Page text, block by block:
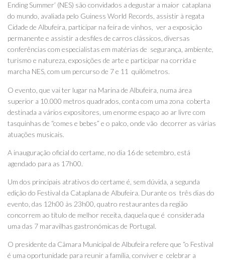
Ending Summer’ (NES) são convidados a degustar a maior cataplana
do mundo, avaliada pelo Guiness World Records, assistir à regata
Cidade de Albufeira, participar na feira de vinhos, ver a exposição
permanente e assistir a desfiles de carros clássicos, diversas
conferências com especialistas em matérias de segurança, ambiente,
turismo e natureza, exposições de arte e participar na corrida e
marcha NES, com um percurso de 7 e 11 quilómetros.
O evento, que vai ter lugar na Marina de Albufeira, numa área
superior a 10.000 metros quadrados, conta com uma zona coberta
destinada a vários expositores, um enorme espaço ao ar livre com
tasquinhas de “comes e bebes” e o palco, onde vão decorrer as várias
atuações musicais.
A inauguração oficial do certame, no dia 16 de setembro, está
agendado para as 17h00.
Um dos principais atrativos do certame é, sem dúvida, a segunda
edição do Festival da Cataplana de Albufeira. Durante os três dias do
evento, das 12h00 às 23h00, quatro restaurantes da região
concorrem ao título de melhor receita, daquela que é considerada
uma das 7 maravilhas gastronómicas de Portugal.
O presidente da Câmara Municipal de Albufeira refere que “o Festival
é uma oportunidade para reunir a família, conviver e celebrar a